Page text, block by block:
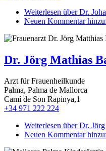
Weiterlesen über Dr.
Neuen Kommentar
Dr. Jörg Mathias
Arzt für Frauenheilkunde
Palma, Palma de Mallorca
Camí de Son Rapinya,1
+34 971 222 224
Weiterlesen über Dr.
Neuen Kommentar